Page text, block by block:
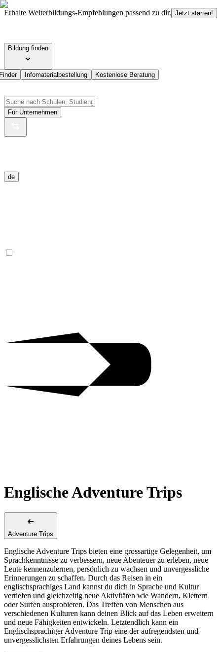
Erhalte Weiterbildungs-Empfehlungen passend zu dir. Jetzt starten!
Bildung finden
Infomaterialbestellung Kostenlose Beratung
Für Unternehmen
de
Englische Adventure Trips
Adventure Trips
Englische Adventure Trips bieten eine grossartige Gelegenheit, um
Sprachkenntnisse zu verbessern, neue Abenteuer zu erleben, neue
Leute kennenzulernen, persönlich zu wachsen und unvergessliche
Erinnerungen zu schaffen. Durch das Reisen in ein
englischsprachiges Land kannst du dich in Sprache und Kultur
vertiefen und gleichzeitig neue Aktivitäten wie Wandern, Klettern
oder Surfen ausprobieren. Das Treffen von Menschen aus
verschiedenen Kulturen kann deinen Blick auf das Leben erweitern
und neue Fähigkeiten entwickeln. Letztendlich kann ein
Englischsprachiger Adventure Trip eine der aufregendsten und
unvergesslichsten Erfahrungen deines Lebens sein.